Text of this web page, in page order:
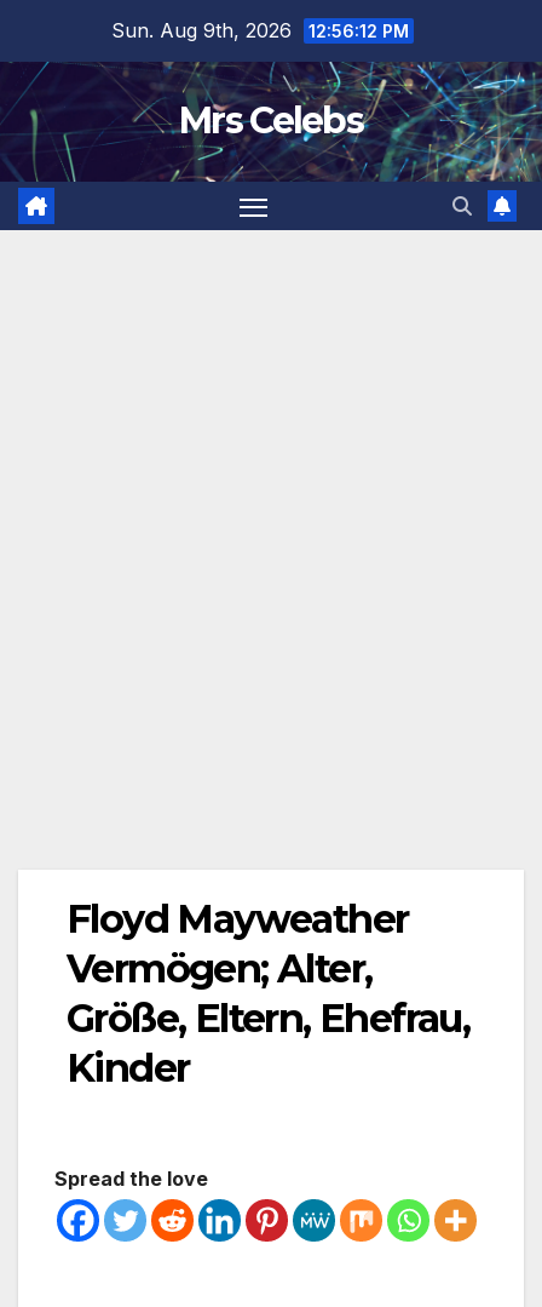
content
Sun. Aug 9th, 2026 12:56:13 PM
Mrs Celebs
Floyd Mayweather
Vermögen; Alter,
Größe, Eltern, Ehefrau,
Kinder
Spread the love